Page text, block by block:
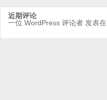
近期评论
一位 WordPress 评论者发表在